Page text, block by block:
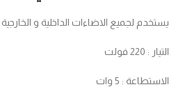
يستخدم لجميع الاضاءات الداخلية و الخارجية
التيار : 220 فولت
الاستطاعة : 5 وات